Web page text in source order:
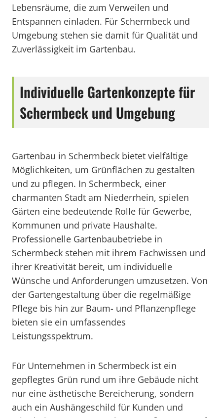
Lebensräume, die zum Verweilen und
Entspannen einladen. Für Schermbeck und
Umgebung stehen sie damit für Qualität und
Zuverlässigkeit im Gartenbau.
Individuelle Gartenkonzepte für
Schermbeck und Umgebung
Gartenbau in Schermbeck bietet vielfältige
Möglichkeiten, um Grünflächen zu gestalten
und zu pflegen. In Schermbeck, einer
charmanten Stadt am Niederrhein, spielen
Gärten eine bedeutende Rolle für Gewerbe,
Kommunen und private Haushalte.
Professionelle Gartenbaubetriebe in
Schermbeck stehen mit ihrem Fachwissen und
ihrer Kreativität bereit, um individuelle
Wünsche und Anforderungen umzusetzen. Von
der Gartengestaltung über die regelmäßige
Pflege bis hin zur Baum- und Pflanzenpflege
bieten sie ein umfassendes
Leistungsspektrum.
Für Unternehmen in Schermbeck ist ein
gepflegtes Grün rund um ihre Gebäude nicht
nur eine ästhetische Bereicherung, sondern
auch ein Aushängeschild für Kunden und